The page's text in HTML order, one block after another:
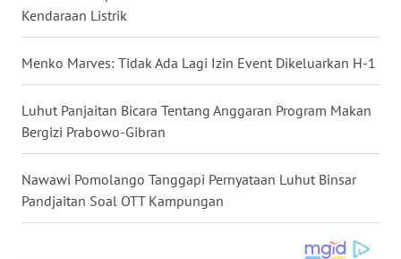
Kendaraan Listrik
Menko Marves: Tidak Ada Lagi Izin Event Dikeluarkan H-1
Luhut Panjaitan Bicara Tentang Anggaran Program Makan
Bergizi Prabowo-Gibran
Nawawi Pomolango Tanggapi Pernyataan Luhut Binsar
Pandjaitan Soal OTT Kampungan
WN
NUSANTARA
WN
JOGJA
WN
JATIM
WN